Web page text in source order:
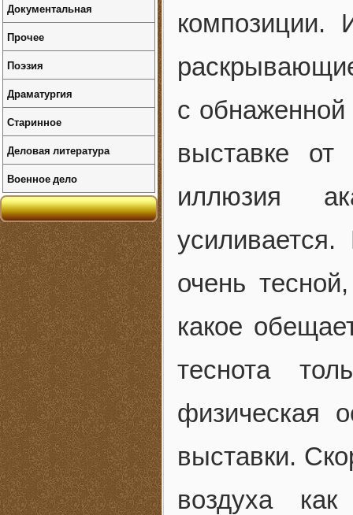
композиции.
с
выставке
иллюзия
очень
какое
теснота
физическая
выставки.
воздуха
Документальная
Прочее
Поэзия
Драматургия
Старинное
Деловая литература
Военное дело